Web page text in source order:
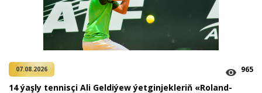
07.08.2026 965
14 ýaşly tennisçi Ali Geldiýew ýetginjekleriň «Roland-